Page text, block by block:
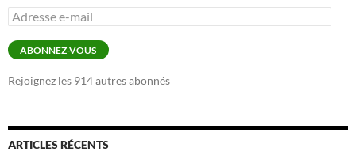
Adresse
e-
mail
ABONNEZ-VOUS
Rejoignez les 914 autres abonnés
ARTICLES RÉCENTS